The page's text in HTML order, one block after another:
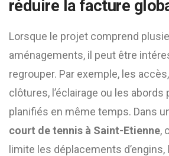
réduire la facture
Lorsque le projet comprend
aménagements, il peut être
regrouper. Par exemple, les
clôtures, l’éclairage ou les abords
planifiés en même temps. Dans
court de tennis à Saint-Etienne,
limite les déplacements